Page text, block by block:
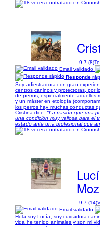
9,7 (8)
Email validado
Responde
Soy adiestradora con gran
centros caninos y protectoras, por
de perros, especialmente aquellos
y un máster en etología
los perros hay muchas conductas
Cristina dice: "La pasión que una
una condición muy valiosa para el
estado ante una profesional que
9,7 (14)
Email validado
Hola soy Lucía, soy cuidadora
vida he tenido animales y son mi